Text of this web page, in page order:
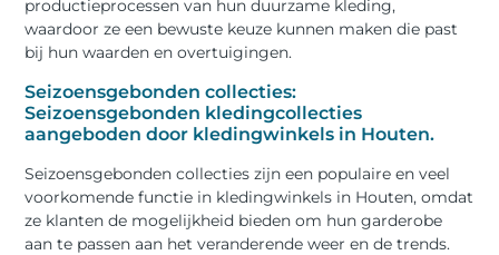
productieprocessen van hun duurzame kleding,
waardoor ze een bewuste keuze kunnen maken die past
bij hun waarden en overtuigingen.
Seizoensgebonden collecties:
Seizoensgebonden kledingcollecties
aangeboden door kledingwinkels in Houten.
Seizoensgebonden collecties zijn een populaire en veel
voorkomende functie in kledingwinkels in Houten, omdat
ze klanten de mogelijkheid bieden om hun garderobe
aan te passen aan het veranderende weer en de trends.